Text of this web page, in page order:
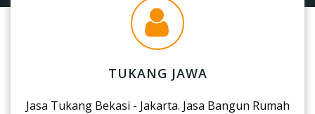
TUKANG JAWA
Jasa Tukang Bekasi - Jakarta. Jasa Bangun Rumah